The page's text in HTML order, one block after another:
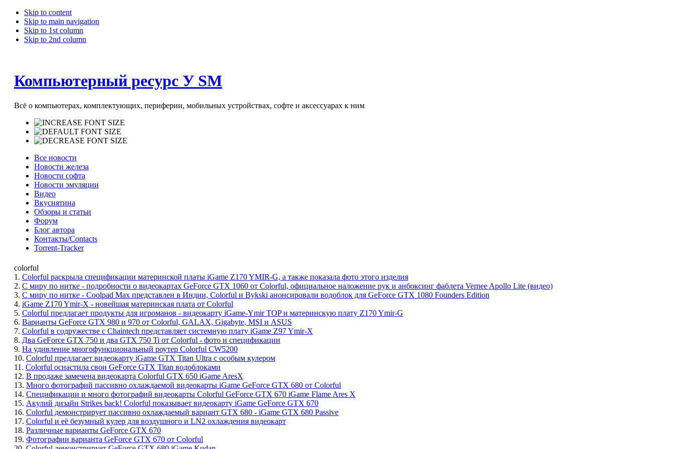
Skip to content
Skip to main navigation
Skip to 1st column
Skip to 2nd column
Компьютерный ресурс У SM
Всё о компьютерах, комплектующих, периферии, мобильных устройствах, софте и аксессуарах к ним
Все новости
Новости железа
Новости софта
Новости эмуляции
Видео
Вкуснятина
Обзоры и статьи
Форум
Блог автора
Контакты/Contacts
Torrent-Tracker
colorful
1. Colorful раскрыла спецификации материнской платы iGame Z170 YMIR-G, а также показала фото этого изделия
2. С миру по нитке - подробности о видеокартах GeForce GTX 1060 от Colorful, официальное наложение рук и анбоксинг фаблета Vernee Apollo Lite (видео)
3. С миру по нитке - Coolpad Max представлен в Индии, Colorful и Bykski анонсировали водоблок для GeForce GTX 1080 Founders Edition
4. iGame Z170 Ymir-X - новейшая материнская плата от Colorful
5. Colorful предлагает продукты для игроманов - видеокарту iGame-Ymir TOP и материнскую плату Z170 Ymir-G
6. Варианты GeForce GTX 980 и 970 от Colorful, GALAX, Gigabyte, MSI и ASUS
7. Colorful в содружестве с Chaintech представляет системную плату iGame Z97 Ymir-X
8. Два GeForce GTX 750 и два GTX 750 Ti от Colorful - фото и спецификации
9. На удивление многофункциональный роутер Colorful CW5200
10. Colorful предлагает видеокарту iGame GTX Titan Ultra с особым кулером
11. Colorful оснастила свои GeForce GTX Titan водоблоками
12. В продаже замечена видеокарта Colorful GTX 650 iGame AresX
13. Много фотографий пассивно охлаждаемой видеокарты iGame GeForce GTX 680 от Colorful
14. Спецификации и много фотографий видеокарты Colorful GeForce GTX 670 iGame Flame Ares X
15. Акулий дизайн Strikes back! Colorful показывает видеокарту iGame GeForce GTX 670
16. Colorful демонстрирует пассивно охлаждаемый вариант GTX 680 - iGame GTX 680 Passive
17. Colorful и её безумный кулер для воздушного и LN2 охлаждения видеокарт
18. Различные варианты GeForce GTX 670
19. Фотографии варианта GeForce GTX 670 от Colorful